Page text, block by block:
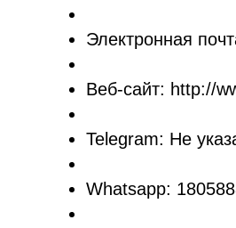
Электронная
Веб-сайт: http://
Telegram: Не
Whatsapp: